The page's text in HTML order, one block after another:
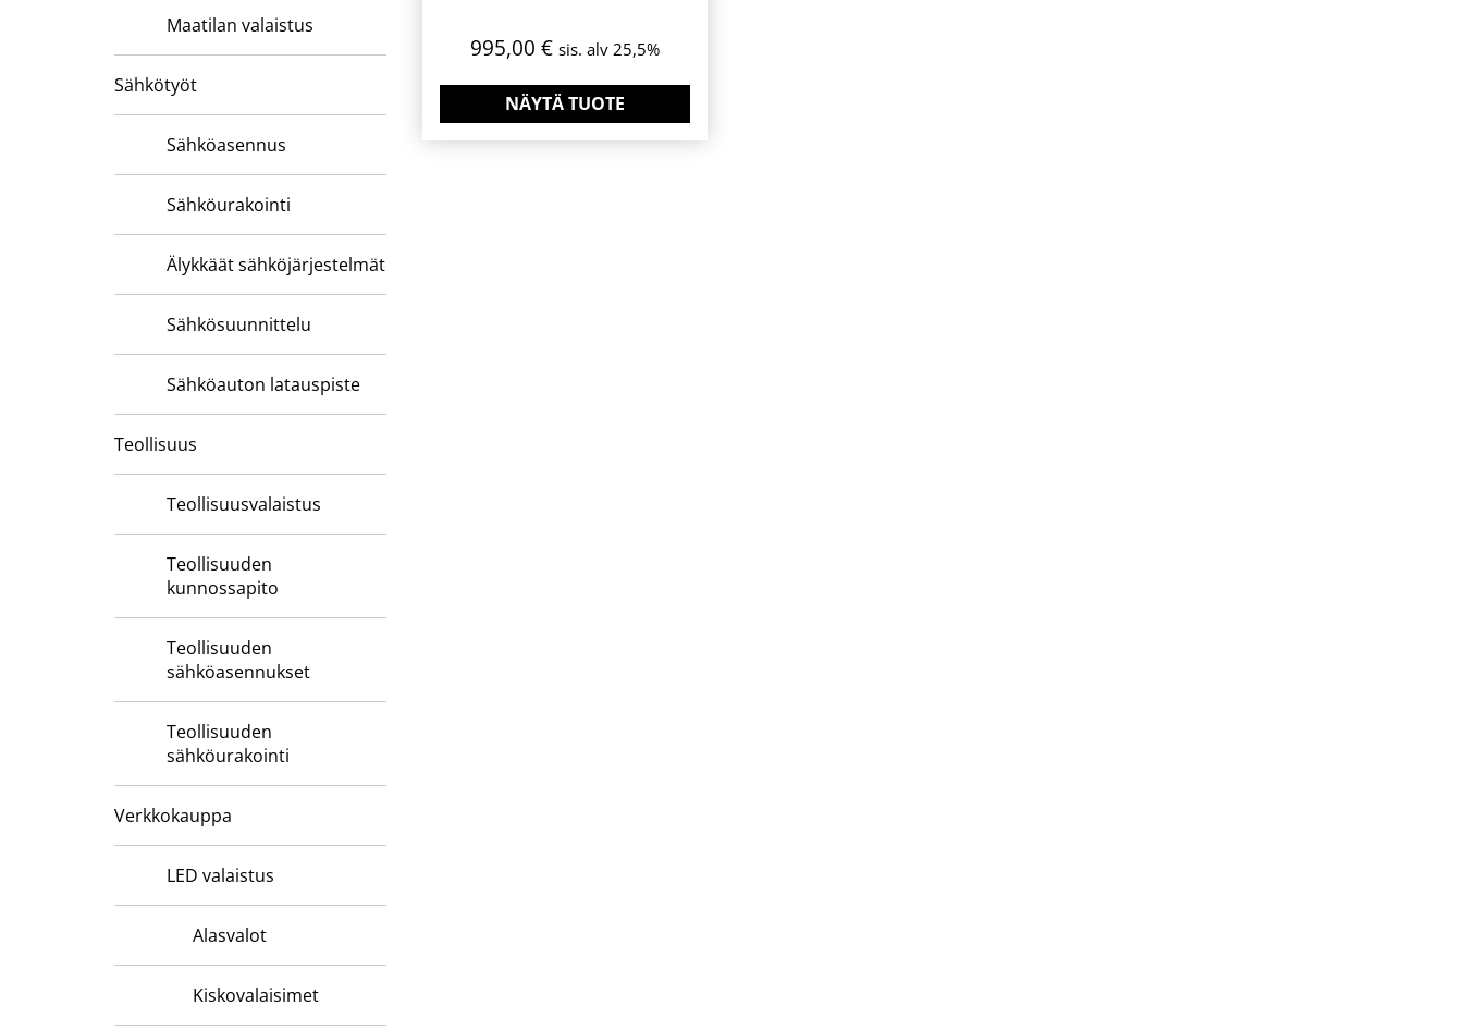
Maatilan valaistus
Sähkötyöt
Sähköasennus
Sähköurakointi
Älykkäät sähköjärjestelmät
Sähkösuunnittelu
Sähköauton latauspiste
Teollisuus
Teollisuusvalaistus
Teollisuuden
kunnossapito
Teollisuuden
sähköasennukset
Teollisuuden
sähköurakointi
Verkkokauppa
LED valaistus
Alasvalot
Kiskovalaisimet
995,00 € sis. alv 25,5%
NÄYTÄ TUOTE